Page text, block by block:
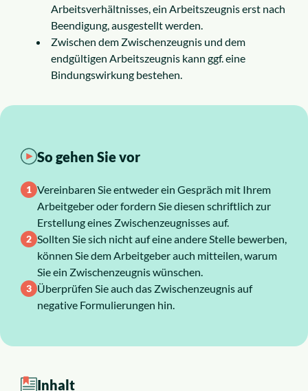
So funktioniert es
Kosten
Über uns
Karriere
Arbeitsverhältnisses, ein Arbeitszeugnis erst nach
Beendigung, ausgestellt werden.
Zwischen dem Zwischenzeugnis und dem
endgültigen Arbeitszeugnis kann ggf. eine
Bindungswirkung bestehen.
So gehen Sie vor
Vereinbaren Sie entweder ein Gespräch mit Ihrem
Arbeitgeber oder fordern Sie diesen schriftlich zur
Erstellung eines Zwischenzeugnisses auf.
Sollten Sie sich nicht auf eine andere Stelle bewerben,
können Sie dem Arbeitgeber auch mitteilen, warum
Sie ein Zwischenzeugnis wünschen.
Überprüfen Sie auch das Zwischenzeugnis auf
negative Formulierungen hin.
Inhalt